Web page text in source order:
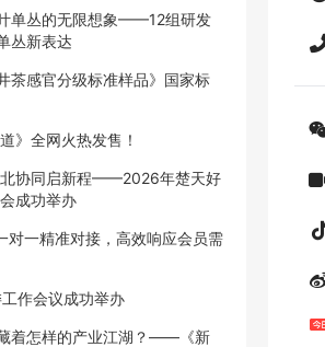
单丛的无限想象——12组研发
丛新表达
茶感官分级标准样品》国家标
》全网火热发售！
北协同启新程——2026年楚天好
成功举办
对一精准对接，高效响应会员需
作会议成功举办
着怎样的产业江湖？——《新